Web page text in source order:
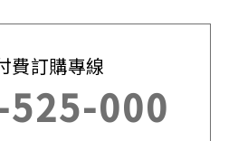
費訂購專線
000